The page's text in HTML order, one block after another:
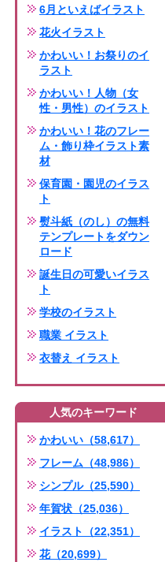
6月といえばイラスト
花火イラスト
かわいい！お祭りのイ
ラスト
かわいい！人物（女
性・男性）のイラスト
かわいい！花のフレー
ム・飾り枠イラスト素
材
保育園・園児のイラス
ト
熨斗紙（のし）の無料
テンプレートをダウン
ロード
誕生日の可愛いイラス
ト
学校のイラスト
職業 イラスト
衣替え イラスト
人気のキーワード
かわいい（58,617）
フレーム（48,986）
シンプル（25,590）
年賀状（25,036）
イラスト（22,351）
花（20,699）